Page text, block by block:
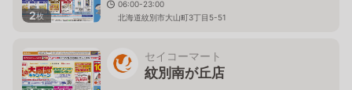
2枚
06:00-23:00
北海道紋別市大山町3丁目5-51
セイコーマート
紋別南が丘店